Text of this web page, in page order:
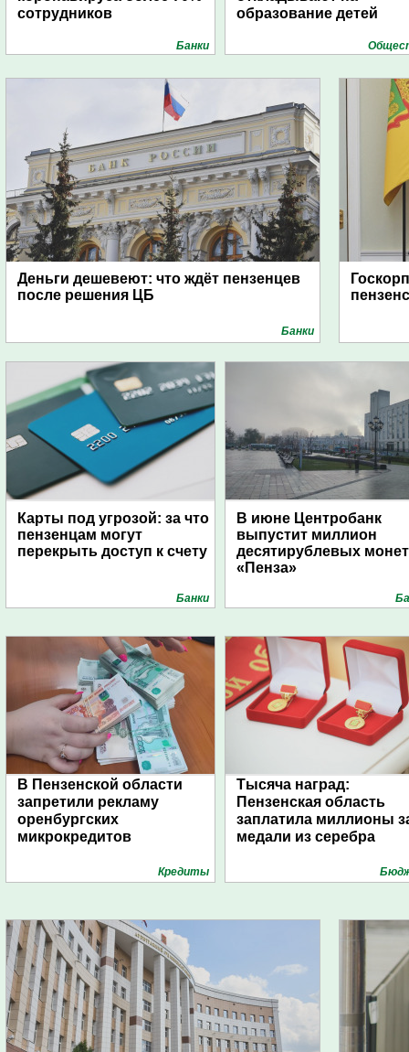
сотрудников
Банки
образование детей
Деньги дешевеют: что ждёт пензенцев
после решения ЦБ
Банки
Карты под угрозой: за что
пензенцам могут
перекрыть доступ к счету
Банки
В июне Центробанк
выпустит миллион
десятирублевых монет
«Пенза»
В Пензенской области
запретили рекламу
оренбургских
микрокредитов
Кредиты
Тысяча наград:
Пензенская область
заплатила миллионы
медали из серебра